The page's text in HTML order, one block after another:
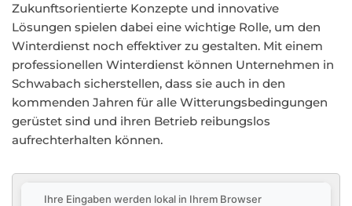
Zukunftsorientierte Konzepte und innovative
Lösungen spielen dabei eine wichtige Rolle, um den
Winterdienst noch effektiver zu gestalten. Mit einem
professionellen Winterdienst können Unternehmen in
Schwabach sicherstellen, dass sie auch in den
kommenden Jahren für alle Witterungsbedingungen
gerüstet sind und ihren Betrieb reibungslos
aufrechterhalten können.
Ihre Eingaben werden lokal in Ihrem Browser